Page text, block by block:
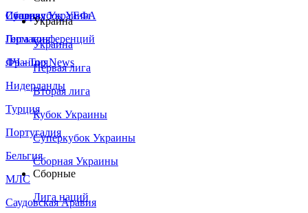
Сборная Украины
Италия
Германия
Франция
Нидерланды
Турция
Португалия
Бельгия
МЛС
Саудовская Аравия
Суперкубок УЕФА
Лига конференций
ЛЧ - Top News
Украина
Украина
Первая лига
Вторая лига
Кубок Украины
Суперкубок Украины
Сборная Украины
Сборные
Лига наций